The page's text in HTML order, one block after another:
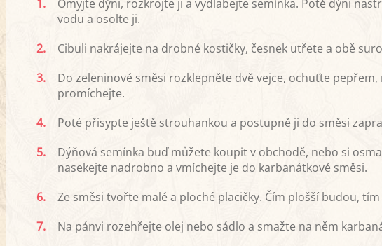
1.
Omyjte dýni, rozkrojte ji a vydlabejte semínka. Poté dýni
vodu a osolte ji.
2.
Cibuli nakrájejte na drobné kostičky, česnek utřete a obě
3.
Do zeleninové směsi rozklepněte dvě vejce, ochuťte
promíchejte.
4.
Poté přisypte ještě strouhankou a postupně ji do směsi
5.
Dýňová semínka buď můžete koupit v obchodě, nebo si
nasekejte nadrobno a vmíchejte je do karbanátkové směsi.
6.
Ze směsi tvořte malé a ploché placičky. Čím plošší budou,
7.
Na pánvi rozehřejte olej nebo sádlo a smažte na něm